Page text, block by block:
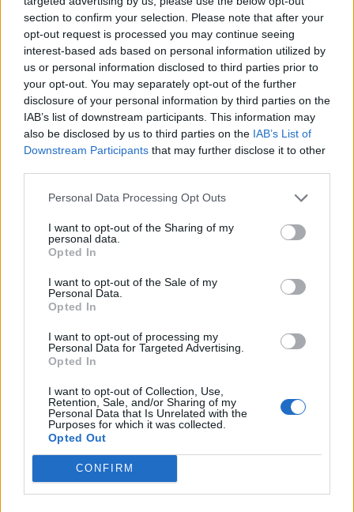
section to confirm your selection. Please note that after your
opt-out request is processed you may continue seeing
interest-based ads based on personal information utilized by
us or personal information disclosed to third parties prior to
your opt-out. You may separately opt-out of the further
disclosure of your personal information by third parties on the
IAB’s list of downstream participants. This information may
also be disclosed by us to third parties on the IAB’s List of
Downstream Participants that may further disclose it to other
Personal Data Processing Opt Outs
I want to opt-out of the Sharing of my
personal data.
Opted In
I want to opt-out of the Sale of my
Personal Data.
Opted In
I want to opt-out of processing my
Personal Data for Targeted Advertising.
Opted In
I want to opt-out of Collection, Use,
Retention, Sale, and/or Sharing of my
Personal Data that Is Unrelated with the
Purposes for which it was collected.
Opted Out
CONFIRM
tous les paysages : soirée mondaine, terrasse entre
copines, réunion au boulot ou dîner chez Belle-Maman.